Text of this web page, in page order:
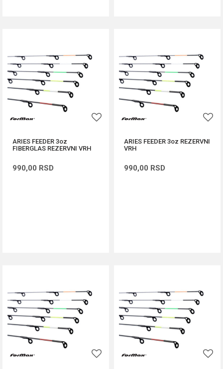
ARIES FEEDER 3oz
FIBERGLAS REZERVNI VRH
990,00 RSD
ARIES FEEDER 3oz REZERVNI
VRH
990,00 RSD